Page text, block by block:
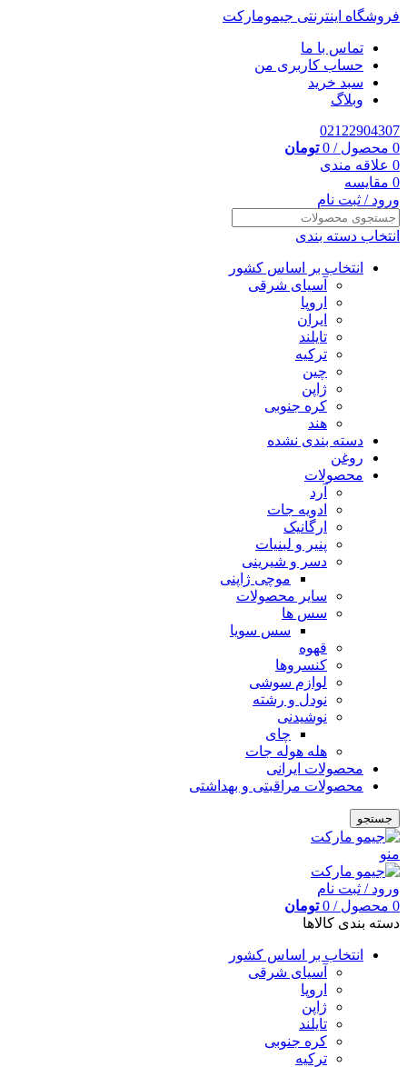
فروشگاه اینترنتی جیمومارکت
تماس با ما
حساب کاربری من
سبد خرید
وبلاگ
02122904307
0 محصول /
0 تومان
0 علاقه مندی
0 مقایسه
ورود / ثبت نام
انتخاب دسته بندی
انتخاب بر اساس کشور
آسیای شرقی
اروپا
ایران
تایلند
ترکیه
چین
ژاپن
کره جنوبی
هند
دسته بندی نشده
روغن
محصولات
آرد
ادویه جات
ارگانیک
پنیر و لبنیات
دسر و شیرینی
موچی ژاپنی
سایر محصولات
سس ها
سس سویا
قهوه
کنسروها
لوازم سوشی
نودل و رشته
نوشیدنی
چای
هله هوله جات
محصولات ایرانی
محصولات مراقبتی و بهداشتی
جستجو
منو
ورود / ثبت نام
0 محصول /
0 تومان
دسته بندی کالاها
انتخاب بر اساس کشور
آسیای شرقی
اروپا
ژاپن
تایلند
کره جنوبی
ترکیه